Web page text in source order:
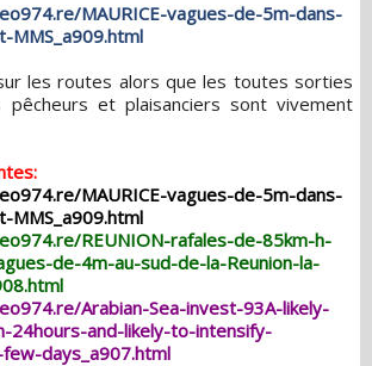
MAURICE-vagues-de-5m-dans-
MMS_a909.html
les routes alors que les toutes sorties
et plaisanciers sont vivement
MAURICE-vagues-de-5m-dans-
MMS_a909.html
REUNION-rafales-de-85km-h-
de-4m-au-sud-de-la-Reunion-la-
Arabian-Sea-invest-93A-likely-
24hours-and-likely-to-intensify-
days_a907.html